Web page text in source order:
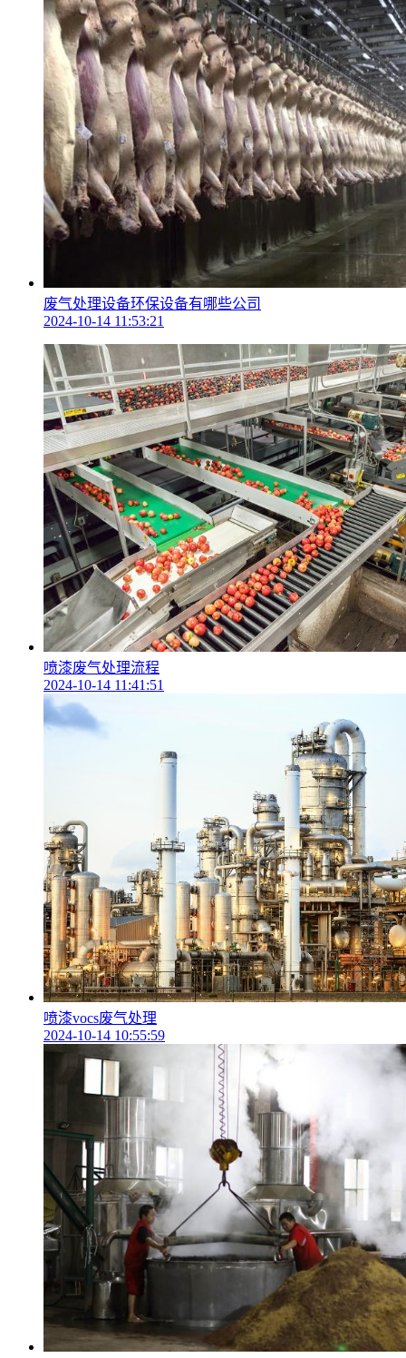
废气处理设备环保设备有哪些公司
2024-10-14 11:53:21
喷漆废气处理流程
2024-10-14 11:41:51
喷漆vocs废气处理
2024-10-14 10:55:59